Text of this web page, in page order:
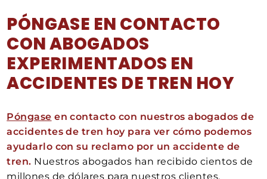
PÓNGASE EN CONTACTO
CON ABOGADOS
EXPERIMENTADOS EN
ACCIDENTES DE TREN HOY
Póngase en contacto con nuestros abogados de
accidentes de tren hoy para ver cómo podemos
ayudarlo con su reclamo por un accidente de
tren. Nuestros abogados han recibido cientos de
millones de dólares para nuestros clientes,